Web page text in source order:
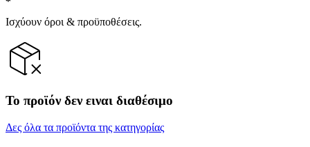
Ισχύουν όροι & προϋποθέσεις.
Το προϊόν δεν ειναι διαθέσιμο
Δες όλα τα προϊόντα της κατηγορίας